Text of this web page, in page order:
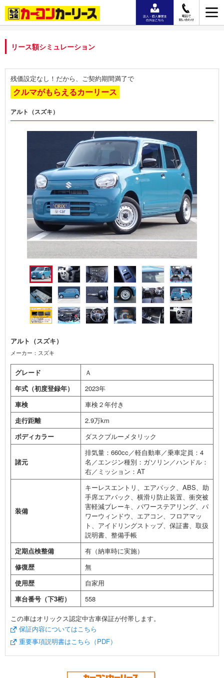
リース額シミュレーション
残価設定なし！だから、ご契約期間満了で
クルマがもらえるカーリース
アルト（スズキ）
アルト（スズキ）
メーカー：スズキ
グレード
Ａ
年式（初度登録年）
2023年
車検
車検２年付き
走行距離
2.9万km
ボディカラー
ダスクブルーメタリック
諸元
排気量：660cc／軽自動車／乗車定員：4
名／エンジン種別：ガソリン／ハンドル：
右／ミッション：AT
装備
キーレスエントリ、エアバック、ABS、助
手席エアバック、横滑り防止装置、衝突被
害軽減ブレーキ、パワーステアリング、パ
ワーウィンドウ、エアコン、フロアマッ
ト、アイドリングストップ、保証書、取扱
説明書、整備手帳
定期点検整備
有（納車時に実施）
修復歴
無
使用歴
自家用
車台番号（下3桁）
558
この車はオリックス認定中古車保証が付帯します。
保証内容についてはこちら
重要事項説明書はこちら（PDF）